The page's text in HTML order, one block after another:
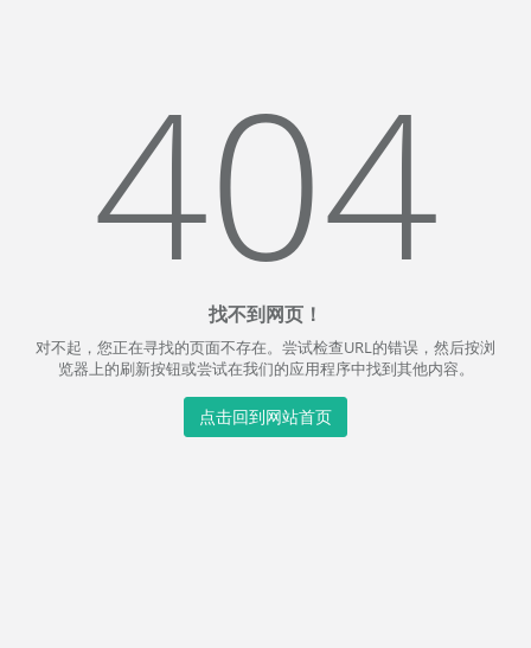
404
找不到网页！
对不起，您正在寻找的页面不存在。尝试检查URL的错误，然后按浏
览器上的刷新按钮或尝试在我们的应用程序中找到其他内容。
点击回到网站首页